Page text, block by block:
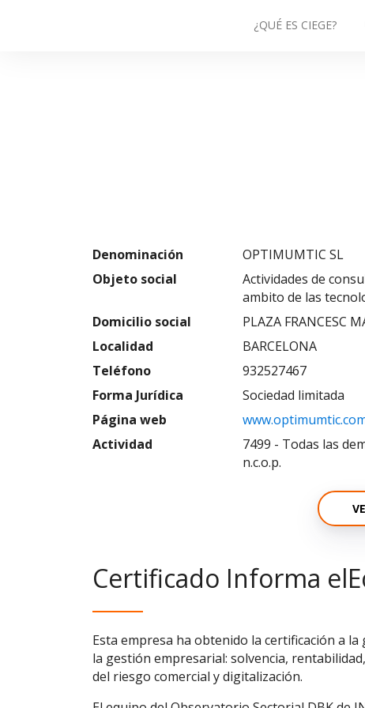
¿QUÉ ES CIEGE?
Denominación
OPTIMUMTIC SL
Objeto social
Actividades de
ambito de las
Domicilio social
PLAZA FRANCESC
Localidad
BARCELONA
Teléfono
932527467
Forma Jurídica
Sociedad limitada
Página web
Actividad
7499 - Todas las
n.c.o.p.
Certificado Informa
Esta empresa ha obtenido la certificación a
la gestión empresarial: solvencia,
del riesgo comercial y digitalización.